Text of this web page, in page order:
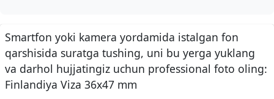
Smartfon yoki kamera yordamida istalgan fon
qarshisida suratga tushing, uni bu yerga yuklang
va darhol hujjatingiz uchun professional foto oling:
Finlandiya Viza 36x47 mm